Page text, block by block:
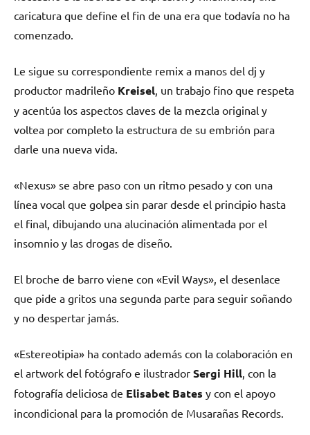
caricatura que define el fin de una era que todavía no ha
comenzado.
Le sigue su correspondiente remix a manos del dj y
productor madrileño Kreisel , un trabajo fino que respeta
y acentúa los aspectos claves de la mezcla original y
voltea por completo la estructura de su embrión para
darle una nueva vida.
«Nexus» se abre paso con un ritmo pesado y con una
línea vocal que golpea sin parar desde el principio hasta
el final, dibujando una alucinación alimentada por el
insomnio y las drogas de diseño.
El broche de barro viene con «Evil Ways», el desenlace
que pide a gritos una segunda parte para seguir soñando
y no despertar jamás.
«Estereotipia» ha contado además con la colaboración en
el artwork del fotógrafo e ilustrador Sergi Hill , con la
fotografía deliciosa de Elisabet Bates y con el apoyo
incondicional para la promoción de Musarañas Records.